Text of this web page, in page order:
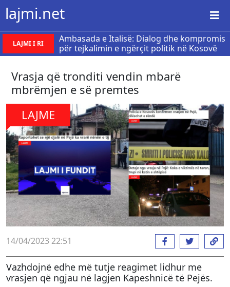
lajmi.net
LAJMI I RI
Ambasada e Italisë: Dialog dhe kompromis
për tejkalimin e ngërçit politik në Kosovë
Vrasja që tronditi vendin mbarë
mbrëmjen e së premtes
LAJME
14/04/2023 22:51
Vazhdojnë edhe më tutje reagimet lidhur me
vrasjen që ngjau në lagjen Kapeshnicë të Pejës.